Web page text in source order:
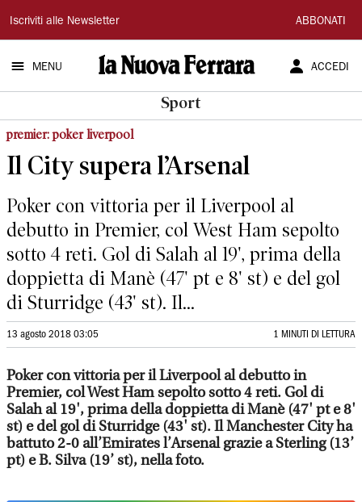
La
Nuova
Ferrara
Iscriviti alle Newsletter ABBONATI
MENU ACCEDI
Sport
premier: poker liverpool
Il City supera l’Arsenal
Poker con vittoria per il Liverpool al
debutto in Premier, col West Ham sepolto
sotto 4 reti. Gol di Salah al 19', prima della
doppietta di Manè (47' pt e 8' st) e del gol
di Sturridge (43' st). Il...
13 agosto 2018 03:05 1 MINUTI DI LETTURA
Poker con vittoria per il Liverpool al debutto in
Premier, col West Ham sepolto sotto 4 reti. Gol di
Salah al 19', prima della doppietta di Manè (47' pt e 8'
st) e del gol di Sturridge (43' st). Il Manchester City ha
battuto 2-0 all’Emirates l’Arsenal grazie a Sterling (13’
pt) e B. Silva (19’ st), nella foto.